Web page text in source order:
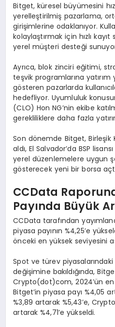
Bitget, küresel büyümesini
yerelleştirilmiş pazarlama,
girişimlerine odaklanıyor.
kolaylaştırmak için hızlı
yerel müşteri desteği
Ayrıca, blok zinciri eğitimi,
teşvik programlarına
gösteren pazarlarda
hedefliyor. Uyumluluk
(CLO) Hon NG’nin ekibe
gerekliliklere daha fazla
Son dönemde Bitget, Birleşik
aldı, El Salvador’da BSP
yerel düzenlemelere uygun
gösterecek yeni bir borsa
CCData
Payında Büyük
CCData tarafından
piyasa payının %4,25’e
önceki en yüksek seviyesini
Spot ve türev piyasalarındaki
değişimine bakıldığında,
Crypto(dot)com, 2024’ün en
Bitget’in piyasa payı %4,05
%3,89 artarak %5,43’e,
artarak %4,71’e yükseldi.